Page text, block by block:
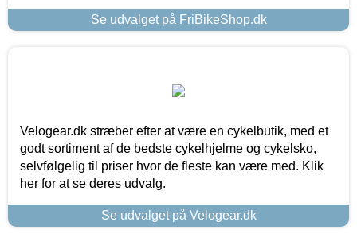
Se udvalget på FriBikeShop.dk
Velogear.dk stræber efter at være en cykelbutik, med et
godt sortiment af de bedste cykelhjelme og cykelsko,
selvfølgelig til priser hvor de fleste kan være med. Klik
her for at se deres udvalg.
Se udvalget på Velogear.dk